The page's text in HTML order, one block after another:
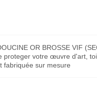
OR BROSSE VIF
proteger votre œuvre d'art,
fabriquée sur mesure